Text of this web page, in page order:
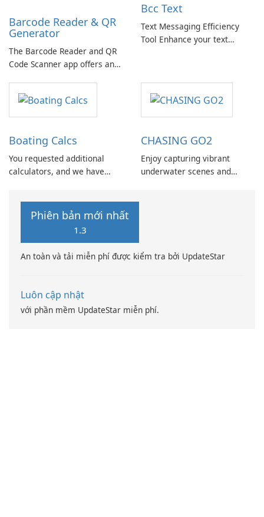
to iPad or iPhone devices via
Wi-Fi or cellular …
Barcode Reader & QR
Generator
The Barcode Reader and QR
Code Scanner app offers an
and enhance user
convenience.
Bcc Text
Text Messaging Efficiency
Tool Enhance your text
the need for manual
repetition or pasting.
Boating Calcs
You requested additional
calculators, and we have
over 120 boating
calculations, unit
conversions, and reference
CHASING GO2
Enjoy capturing vibrant
underwater scenes and
from features like real-time
Phiên bản mới nhất
1.3
An toàn và tải miễn phí được kiểm tra bởi UpdateStar
Luôn cập nhật
với phần mềm UpdateStar miễn phí.